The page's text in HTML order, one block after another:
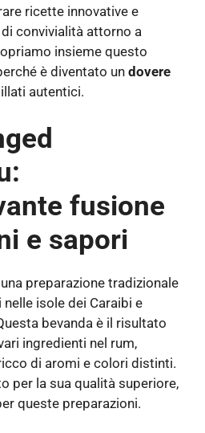
ricette innovative e
convivialità attorno a
insieme questo
è diventato un dovere
autentici.
fusione
e sapori
preparazione tradizionale
isole dei Caraibi e
bevanda è il risultato
ingredienti nel rum,
di aromi e colori distinti.
per la sua qualità superiore,
queste preparazioni.